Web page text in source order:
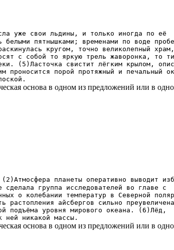
уже свои льдины, и только иногда по её
пятнышками; временами по воде
кругом, точно великолепный храм,
с собой то яркую трель жаворонка, то
(5)Ласточка свистит лёгким крылом,
проносится порой протяжный и печальный
основа в одном из предложений или в
планеты оперативно выводит
группа исследователей во главе с
о колебании температур в Северной
айсбергов сильно
подъёма уровня мирового океана. (6)Лёд,
ней никакой массы.
основа в одном из предложений или в